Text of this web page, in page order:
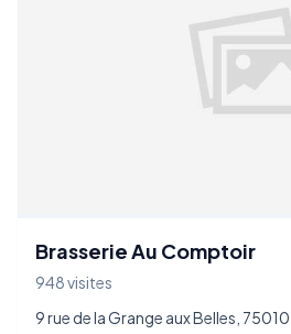
Brasserie Au Comptoir
948 visites
9 rue de la Grange aux Belles,